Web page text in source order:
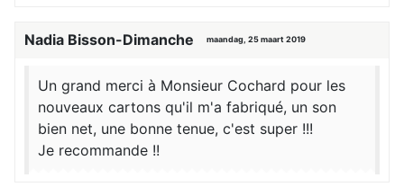
Nadia Bisson-Dimanche maandag, 25 maart 2019
Un grand merci à Monsieur Cochard pour les
nouveaux cartons qu'il m'a fabriqué, un son
bien net, une bonne tenue, c'est super !!!
Je recommande !!